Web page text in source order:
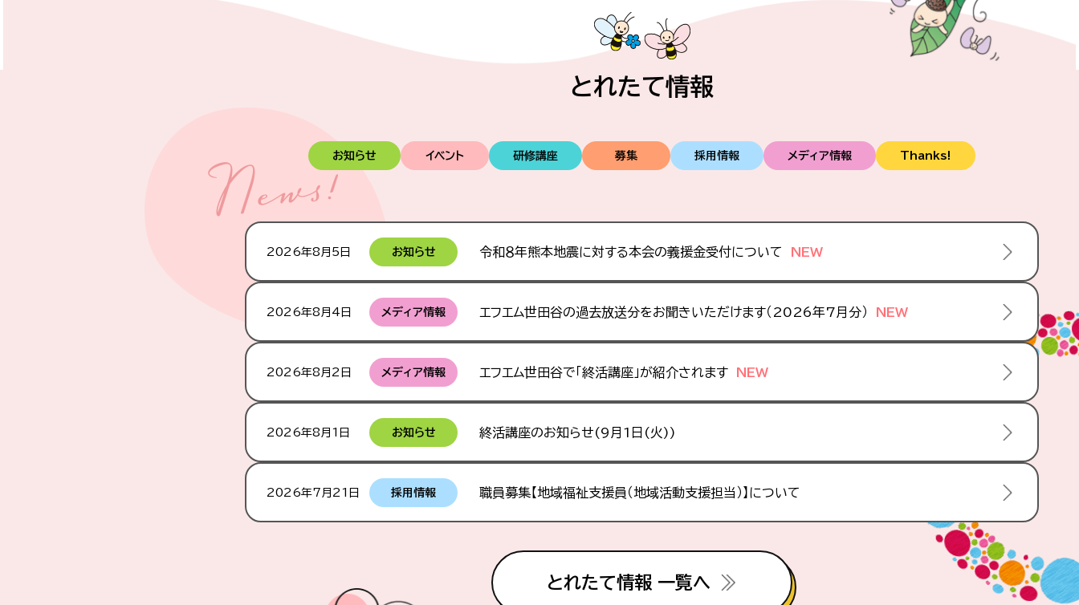
とれたて情報
お知らせ イベント 研修講座 募集 採用情報 メディア情報 Thanks!
2026年8月5日 お知らせ 令和８年熊本地震に対する本会の義援金受付について
2026年8月4日 メディア情報 エフエム世田谷の過去放送分をお聞きいただけます（2026年7月分）
2026年8月2日 メディア情報 エフエム世田谷で「終活講座」が紹介されます
2026年8月1日 お知らせ 終活講座のお知らせ(9月1日(火))
2026年7月21日 採用情報 職員募集【地域福祉支援員（地域活動支援担当）】について
とれたて情報 一覧へ